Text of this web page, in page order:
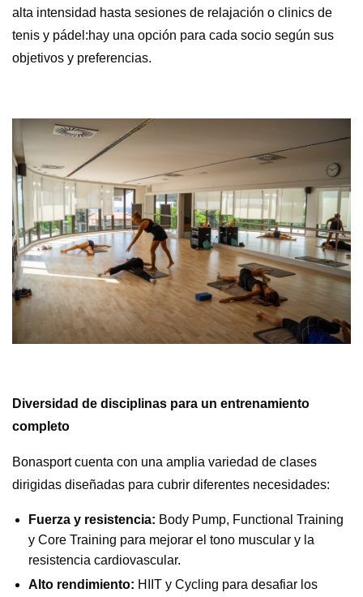
alta intensidad hasta sesiones de relajación o clinics de
tenis y pádel:hay una opción para cada socio según sus
objetivos y preferencias.
Diversidad de disciplinas para un entrenamiento
completo
Bonasport cuenta con una amplia variedad de clases
dirigidas diseñadas para cubrir diferentes necesidades:
Fuerza y resistencia: Body Pump, Functional Training
y Core Training para mejorar el tono muscular y la
resistencia cardiovascular.
Alto rendimiento: HIIT y Cycling para desafiar los